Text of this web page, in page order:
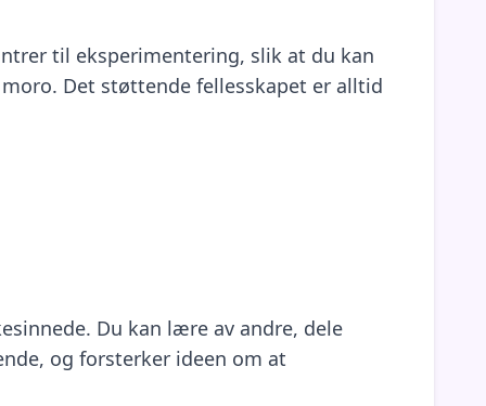
til eksperimentering, slik at du kan
Det støttende fellesskapet er alltid
Du kan lære av andre, dele
og forsterker ideen om at